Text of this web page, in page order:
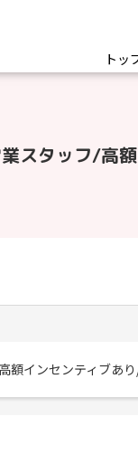
トッ
スタッフ/高
インセンティブあ